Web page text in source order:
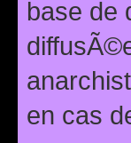
base de
en cas